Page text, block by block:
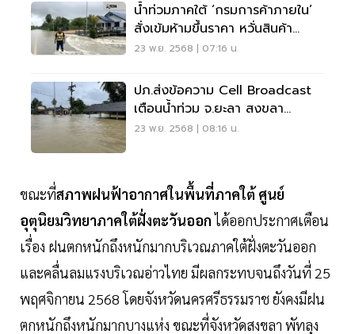
น้ำท่วมภาคใต้ ‘กรมการค้าภายใน’
สั่งเข้มห้ามขึ้นราคา หวั่นสินค้า
ขาดแคลน
23 พ.ย. 2568 | 07:16 น.
ปภ.ส่งข้อความ Cell Broadcast
เตือนน้ำท่วม จ.ยะลา สงขลา
ปัตตานี
23 พ.ย. 2568 | 08:16 น.
ขณะที่สภาพฝนฟ้าอากาศในพื้นที่ภาคใต้ ศูนย์
อุตุนิยมวิทยาภาคใต้ฝั่งตะวันออกได้ออกประกาศเตือน
เรื่อง ฝนตกหนักถึงหนักมากบริเวณภาคใต้ฝั่งตะวันออก
และคลื่นลมแรงบริเวณอ่าวไทย มีผลกระทบจนถึงวันที่ 25
พฤศจิกายน 2568 โดยจังหวัดนครศรีธรรมราช ยังคงมีฝน
ตกหนักถึงหนักมากบางแห่ง ขณะที่จังหวัดสงขลา พัทลุง